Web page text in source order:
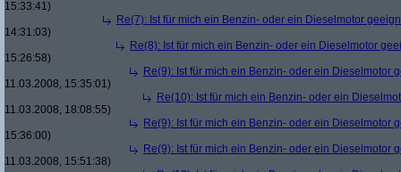
15:33:41)
Re(7): Ist für mich ein Benzin- oder ein Dieselmotor
14:31:03)
Re(8): Ist für mich ein Benzin- oder ein Dieselmotor
15:26:58)
Re(9): Ist für mich ein Benzin- oder ein Dieselmotor
11.03.2008, 15:35:01)
Re(10): Ist für mich ein Benzin- oder ein
11.03.2008, 18:08:55)
Re(9): Ist für mich ein Benzin- oder ein Dieselmotor
15:36:00)
Re(9): Ist für mich ein Benzin- oder ein Dieselmotor
11.03.2008, 15:51:38)